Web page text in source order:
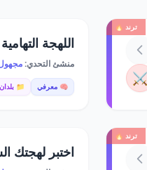
ترند 🔥
⚔️
اللهجة
منشئ التحدي:
🧠 معرفي 📁
ترند 🔥
اختبر لهجتك